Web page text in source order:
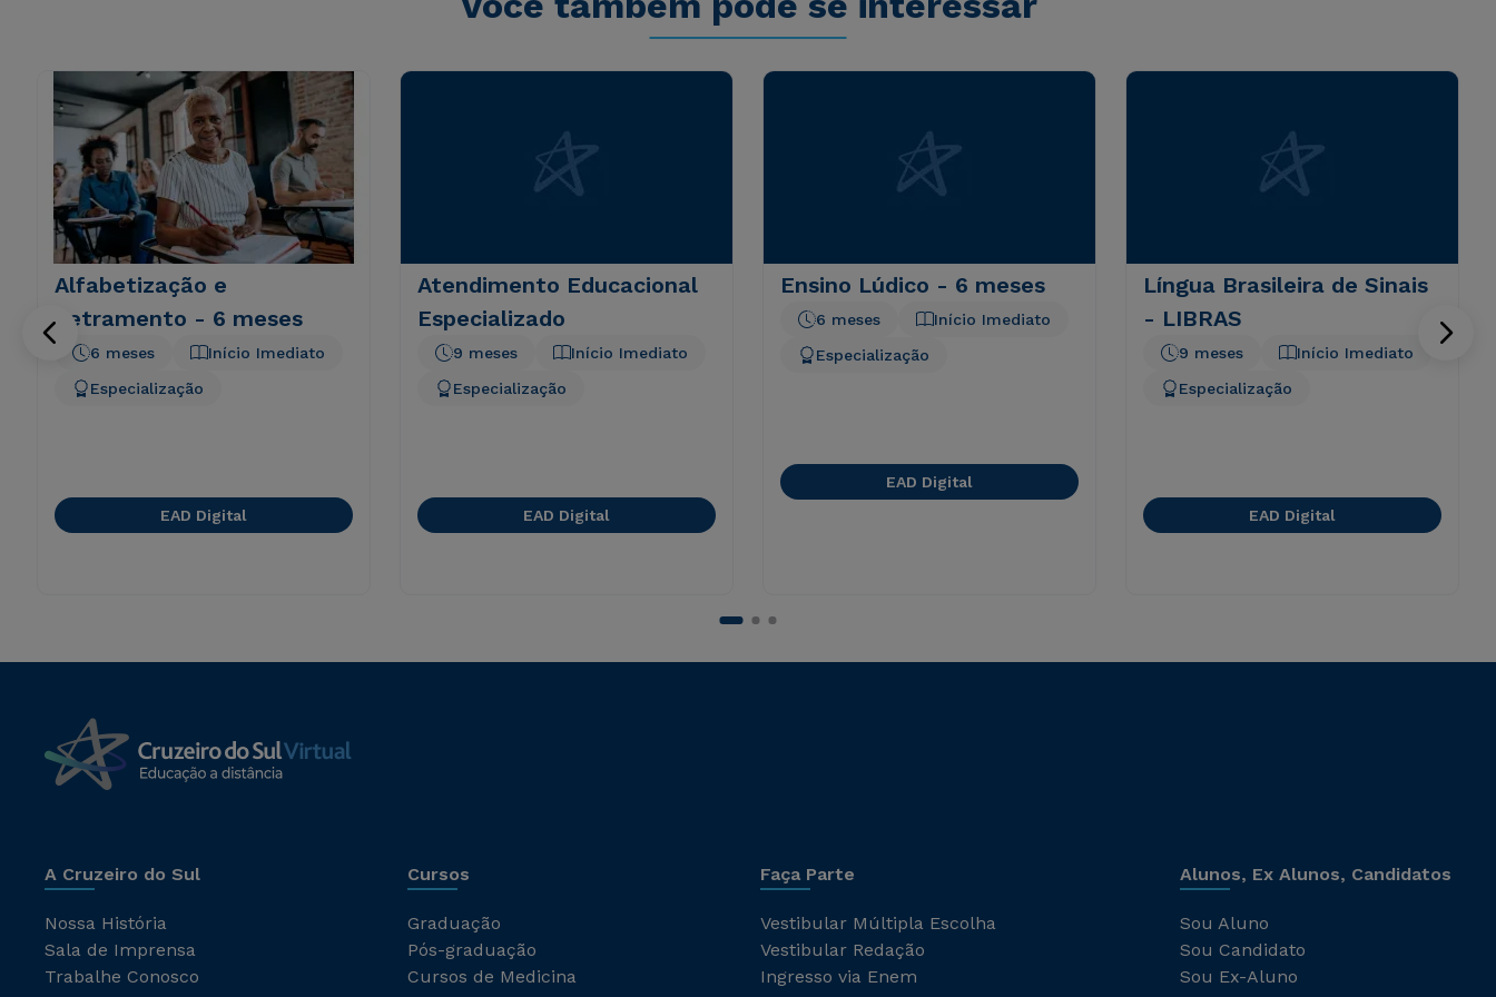
Alfabetização e
Letramento - 6 meses
Início Imediato
6 meses
Especialização
EAD Digital
Atendimento Educacional
Especializado
Início Imediato
9 meses
Especialização
EAD Digital
Ensino Lúdico - 6 meses
Início Imediato
6 meses
Especialização
EAD Digital
Língua Brasileira de Sinais
- LIBRAS
Início Imediato
9 meses
Especialização
EAD Digital
A Cruzeiro do Sul
Nossa História
Sala de Imprensa
Trabalhe Conosco
Cursos
Graduação
Pós-graduação
Cursos de Medicina
Faça Parte
Vestibular Múltipla Escolha
Vestibular Redação
Ingresso via Enem
Alunos, Ex Alunos, Candidatos
Sou Aluno
Sou Candidato
Sou Ex-Aluno